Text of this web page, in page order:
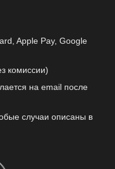
Apple Pay, Google
комиссии)
на email после
случаи описаны в